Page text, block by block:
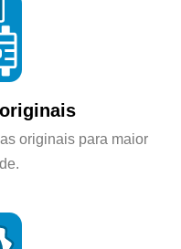
originais para maior